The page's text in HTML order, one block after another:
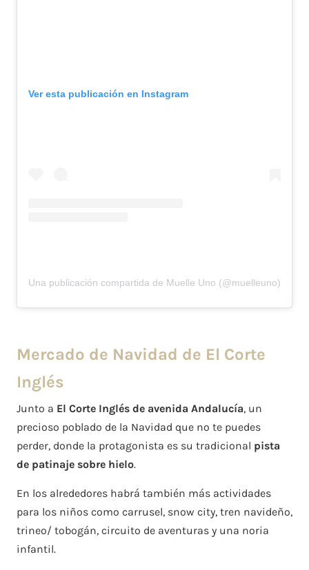
Ver esta publicación en Instagram
Una publicación compartida de Muelle Uno (@muelleuno)
Mercado de Navidad de El Corte
Inglés
Junto a El Corte Inglés de avenida Andalucía, un
precioso poblado de la Navidad que no te puedes
perder, donde la protagonista es su tradicional pista
de patinaje sobre hielo.
En los alrededores habrá también más actividades
para los niños como carrusel, snow city, tren navideño,
trineo/ tobogán, circuito de aventuras y una noria
infantil.